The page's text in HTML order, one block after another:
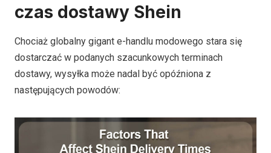
czas dostawy Shein
Chociaż globalny gigant e-handlu modowego stara się
dostarczać w podanych szacunkowych terminach
dostawy, wysyłka może nadal być opóźniona z
następujących powodów: